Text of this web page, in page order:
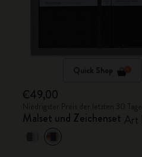
Quick Shop
€49,00
Malset und Zeichenset Art